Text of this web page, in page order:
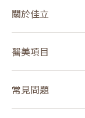
關於佳立
醫美項目
常見問題